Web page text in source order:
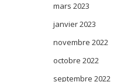
mars 2023
janvier 2023
novembre 2022
octobre 2022
septembre 2022